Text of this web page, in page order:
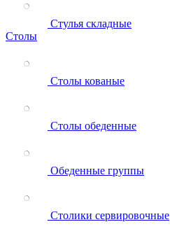
Стулья складные
Столы
Столы кованые
Столы обеденные
Обеденные группы
Столики сервировочные